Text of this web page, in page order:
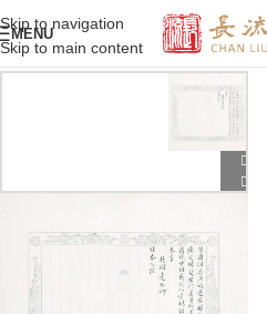
Skip to navigation
Skip to main content
MENU